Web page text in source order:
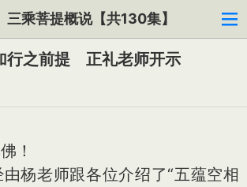
三乘菩提概说【共130集】
行之前提 正礼老师开示
老师跟各位介绍了“五蕴空相